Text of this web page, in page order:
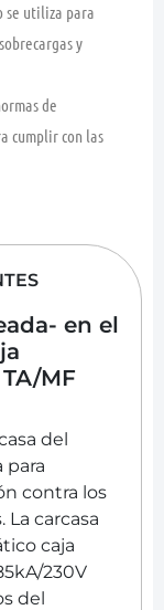
se utiliza para
y
de
cumplir con las
en el
MF
del
para
contra los
carcasa
caja
230V
del